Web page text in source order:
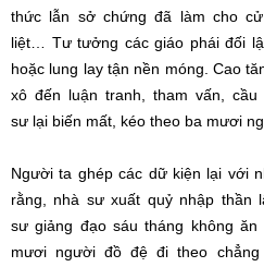
thức lẫn sở chứng đã làm cho
liệt… Tư tưởng cácgiáo phái đối
hoặc lung lay tận nền móng Cao
xô đến luận tranh, tham vấn cầu
sư lại biến mất, kéo theo ba mươi
Người ta ghép các dữ kiện lại với
rằng, nhà sưxuất quỷ nhập thần
sư giảng đạosáu tháng không ăn
mươi ngườiđồ đệ đi theo